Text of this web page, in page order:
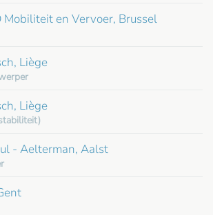
Mobiliteit en Vervoer, Brussel
Liège
Liège
- Aelterman, Aalst